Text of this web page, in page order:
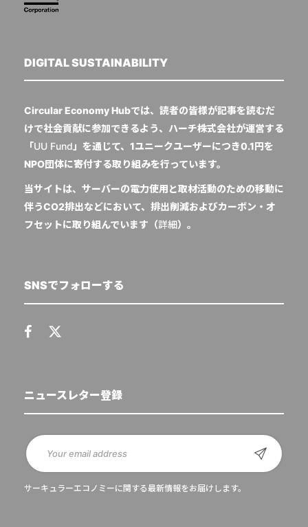
DIGITAL SUSTAINABILITY
Circular Economy Hubでは、読者の皆様が記事を読むだ
けで社会貢献に参加できるよう、ハーチ株式会社が運営する
「UU Fund 」を通じて、1ユニークユーザーにつき0.1円を
NPO団体に寄付する取り組みを行っています。
当サイトは、サーバーの電力使用と取材活動のための移動に
伴うCO2排出などにおいて、排出削減およびカーボン・オ
フセットに取り組んでいます（詳細）。
SNSでフォローする
ニュースレター登録
サーキュラーエコノミーに関する最新情報をお届けします。